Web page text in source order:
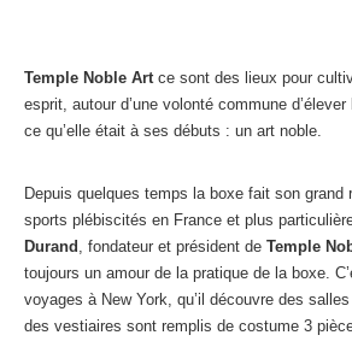
Temple Noble Art ce sont des lieux pour
esprit, autour d’une volonté commune
ce qu’elle était à ses débuts : un art noble.
Depuis quelques temps la boxe fait son grand
sports plébiscités en France et plus
Durand , fondateur et président de Temple
toujours un amour de la pratique de la boxe.
voyages à New York, qu’il découvre des
des vestiaires sont remplis de costume 3